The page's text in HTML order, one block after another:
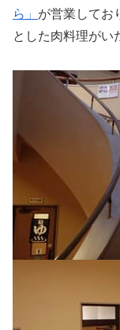
ら」 が営業してお
とした肉料理がい